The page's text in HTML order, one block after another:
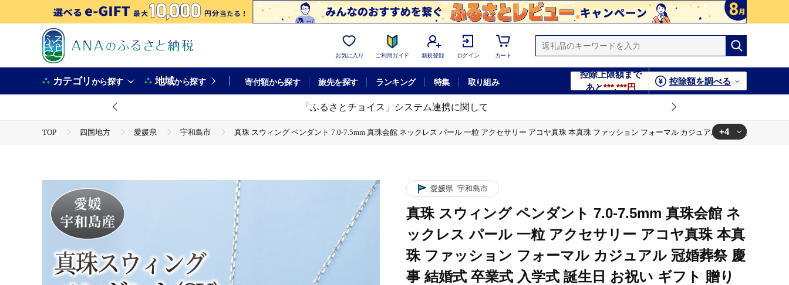
お気に入り ご利用ガイド 新規登録 ログイン カート
カテゴリから探す 地域から探す 寄付額から探す 旅先を探す ランキング 特集 取り組み
控除上限額まで
あと***,***円
控除額を調べる
「ふるさとチョイス」システム連携に関して
TOP 四国地方 愛媛県 宇和島市
真珠 スウィング ペンダント 7.0-7.5mm 真珠会館 ネックレス パール 一粒 アクセサリー アコヤ真珠 本真珠 ファッション フォーマル カジュアル 冠婚葬祭 慶事 結
真珠 スウィング ペンダント 7.0-7.5mm 真珠会館 ネックレス パール 一粒 アクセサリー アコヤ真珠 本真珠 ファッション フォーマル カジュアル 冠婚葬祭 慶事 結婚式 卒業式 入学式 誕生日 お祝い ギフト 贈り
物 人気 特産品 国産 愛媛 宇和島 A027-001001
TOP
ファッション
真珠 スウィング ペンダント 7.0-7.5mm 真珠会館 ネックレス パール 一粒 アクセサリー アコヤ真珠 本真珠 ファッション フォーマル カジュアル 冠婚葬祭 慶事 結婚式 卒業式 入学式 誕生日 お祝い ギフト 贈り
物 人気 特産品 国産 愛媛 宇和島 A027-001001
真珠 スウィング ペンダント 7.0-7.5mm 真珠会館 ネックレス パール 一粒 アクセサリー アコヤ真珠 本真珠 ファッション フォーマル カジュアル 冠婚葬祭 慶事 結婚式 卒業式 入学式 誕生日 お祝い ギフト 贈り
物 人気 特産品 国産 愛媛 宇和島 A027-001001
+4
愛媛県 宇和島市
真珠 スウィング ペンダント 7.0-7.5mm 真珠会館 ネ
ックレス パール 一粒 アクセサリー アコヤ真珠 本真
珠 ファッション フォーマル カジュアル 冠婚葬祭 慶
事 結婚式 卒業式 入学式 誕生日 お祝い ギフト 贈り